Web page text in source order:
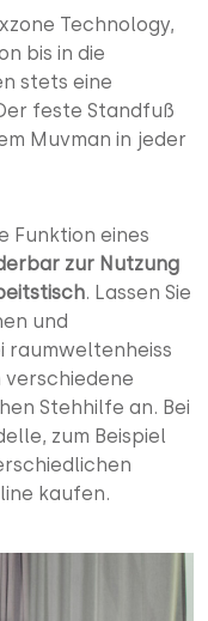
Technology,
bis in die
stets eine
feste Standfuß
Muvman in jeder
Funktion eines
zur Nutzung
. Lassen Sie
und
raumweltenheiss
verschiedene
Stehhilfe an. Bei
zum Beispiel
kaufen.